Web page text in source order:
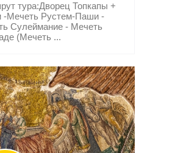
тура:Дворец Топкапы +
-Мечеть Рустем-Паши -
Сулеймание - Мечеть
(Мечеть ...